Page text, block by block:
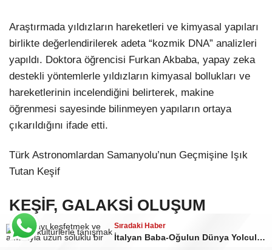
Araştırmada yıldızların hareketleri ve kimyasal yapıları
birlikte değerlendirilerek adeta “kozmik DNA” analizleri
yapıldı. Doktora öğrencisi Furkan Akbaba, yapay zeka
destekli yöntemlerle yıldızların kimyasal bollukları ve
hareketlerinin incelendiğini belirterek, makine
öğrenmesi sayesinde bilinmeyen yapıların ortaya
çıkarıldığını ifade etti.
Türk Astronomlardan Samanyolu’nun Geçmişine Işık
Tutan Keşif
KEŞİF, GALAKSİ OLUŞUM
ARAŞTIRMALARINA KATKI
Sıradaki Haber
İtalyan Baba-Oğulun Dünya Yolculuğunda Samsun Durağı: Leonardo İlk Yelken Deneyimini Yaşadı